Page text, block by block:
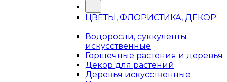
ЦВЕТЫ, ФЛОРИСТИКА, ДЕКОР
Водоросли, суккуленты
искусственные
Горшечные растения и деревья
Декор для растений
Деревья искусственные